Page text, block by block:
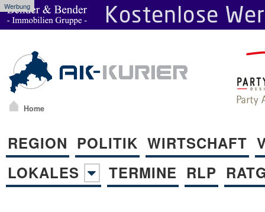
Werbung
Home
REGION POLITIK WIRTSCHAFT
LOKALES
TERMINE RLP